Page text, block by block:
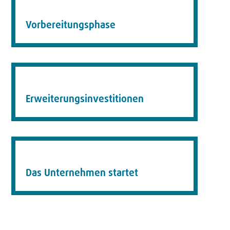
Vorbereitungsphase
Erweiterungsinvestitionen
Das Unternehmen startet